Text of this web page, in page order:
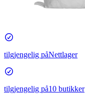
tilgjengelig påNettlager
tilgjengelig på10 butikker